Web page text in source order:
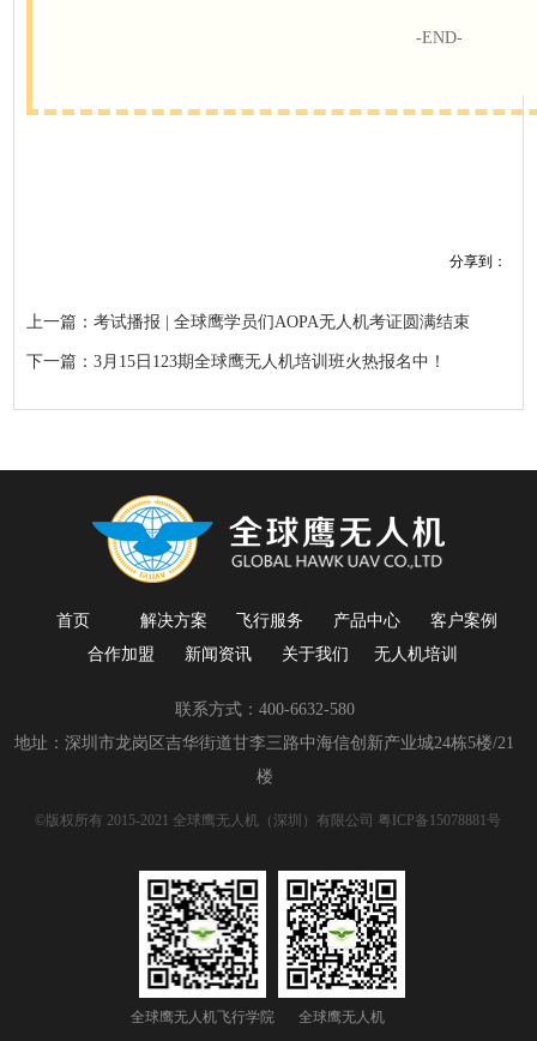
-END-
分享到：
上一篇：考试播报 | 全球鹰学员们AOPA无人机考证圆满结束
下一篇：3月15日123期全球鹰无人机培训班火热报名中！
首页 解决方案 飞行服务 产品中心
客户案例
合作加盟
新闻资讯 关于我们 无人机培训
联系方式：400-6632-580
地址：深圳市龙岗区吉华街道甘李三路中海信创新产业城24栋5楼/21
楼
©版权所有 2015-2021 全球鹰无人机（深圳）有限公司粤ICP备15078881号
全球鹰无人机飞行学院 全球鹰无人机